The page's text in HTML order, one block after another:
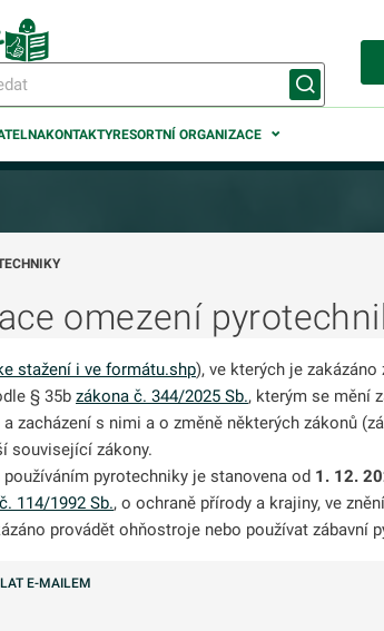
KONTAKTYRESORTNÍ ORGANIZACE
omezení
stažení i ve formátu.shp), ve kterých je
§ 35b zákona č. 344/2025 Sb., kterým se mění
zacházení s nimi a o změně některých zákonů
související zákony.
pyrotechniky je stanovena od 1. 12.
114/1992 Sb., o ochraně přírody a krajiny, ve
provádět ohňostroje nebo používat zábavní
E-MAILEM